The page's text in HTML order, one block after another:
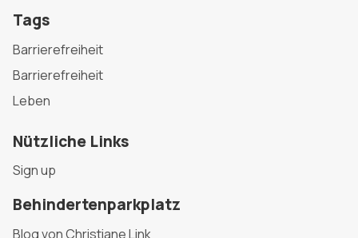
Tags
Barrierefreiheit
Barrierefreiheit
Leben
Nützliche Links
Sign up
Behindertenparkplatz
Blog von Christiane Link